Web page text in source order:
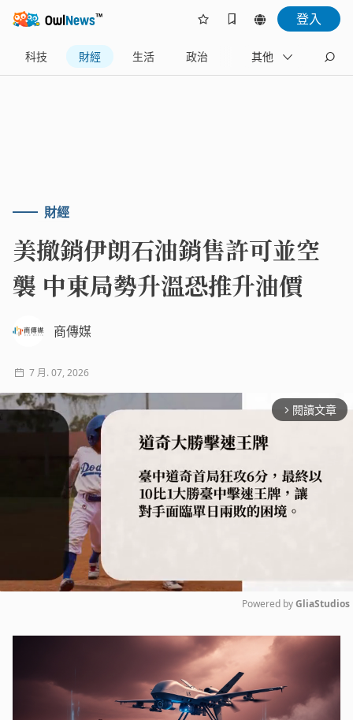
登入
科技 財經 生活 政治 旅遊
其他
財經
美撤銷伊朗石油銷售許可並空
襲 中東局勢升溫恐推升油價
商傳媒
7 月. 07, 2026
arrow_forward_ios 閱讀文章
Mute
Powered by GliaStudios